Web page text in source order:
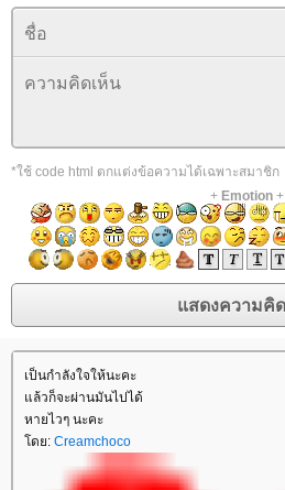
*ใช้ code html ตกแต่งข้อความได้เฉพาะสมาชิก
+ Emotion+
เป็นกำลังใจให้นะคะ
ล้วก็จะผ่านมันไปได้
หายไวๆ นะคะ
ดย: Creamchoco